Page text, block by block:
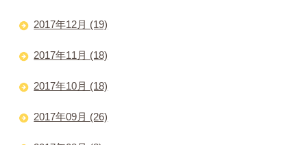
2017年12月 (19)
2017年11月 (18)
2017年10月 (18)
2017年09月 (26)